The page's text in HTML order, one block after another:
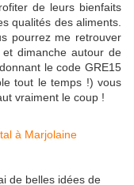
de leurs bienfaits
qualités des aliments.
pourrez me retrouver
dimanche autour de
le code GRE15
tout le temps !) vous
vraiment le coup !
de belles idées de